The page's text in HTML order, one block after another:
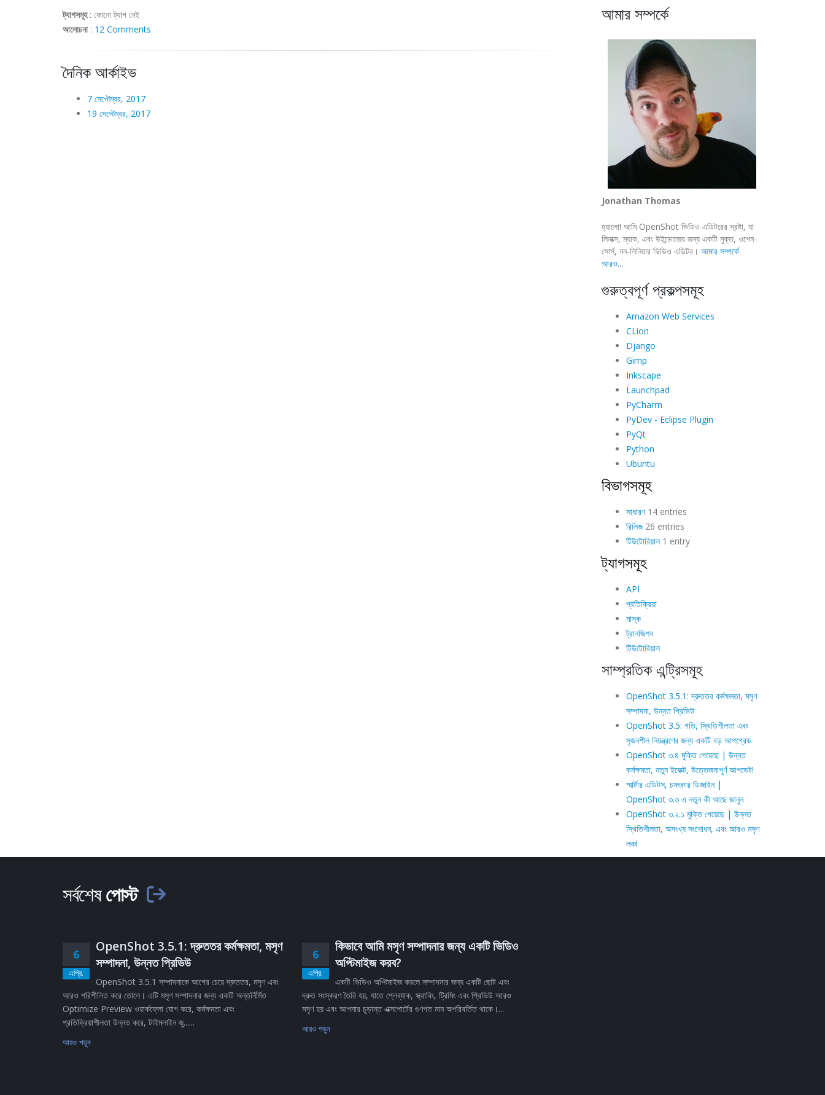
ট্যাগসমূহ: কোনো ট্যাগ নেই
আলোচনা: 12 Comments
দৈনিক আর্কাইভ
7 সেপ্টেম্বর, 2017
19 সেপ্টেম্বর, 2017
আমার সম্পর্কে
Jonathan Thomas
হ্যালো! আমি OpenShot ভিডিও এডিটরের স্রষ্টা, যা
লিনাক্স, ম্যাক, এবং উইন্ডোজের জন্য একটি মুক্ত, ওপেন-
সোর্স, নন-লিনিয়ার ভিডিও এডিটর। আমার সম্পর্কে
আরও...
গুরুত্বপূর্ণ প্রকল্পসমূহ
Amazon Web Services
CLion
Django
Gimp
Inkscape
Launchpad
PyCharm
PyDev - Eclipse Plugin
PyQt
Python
Ubuntu
বিভাগসমূহ
সাধারণ14 entries
রিলিজ26 entries
টিউটোরিয়াল1 entry
ট্যাগসমূহ
API
প্রতিক্রিয়া
মাস্ক
ট্রানজিশন
টিউটোরিয়াল
সাম্প্রতিক এন্ট্রিসমূহ
OpenShot 3.5.1: দ্রুততর কর্মক্ষমতা, মসৃণ
সম্পাদনা, উন্নত প্রিভিউ
OpenShot 3.5: গতি, স্থিতিশীলতা এবং
সৃজনশীল নিয়ন্ত্রণের জন্য একটি বড় আপগ্রেড
OpenShot ৩.৪ মুক্তি পেয়েছে | উন্নত
কর্মক্ষমতা, নতুন ইফেক্ট, উত্তেজনাপূর্ণ আপডেট!
স্মার্টার এডিটস, চমৎকার ডিজাইন |
OpenShot ৩.৩ এ নতুন কী আছে জানুন
OpenShot ৩.২.১ মুক্তি পেয়েছে | উন্নত
স্থিতিশীলতা, অসংখ্য সংশোধন, এবং আরও মসৃণ
লঞ্চ!
সর্বশেষপোস্ট
6
এপ্রি.
OpenShot 3.5.1: দ্রুততর কর্মক্ষমতা, মসৃণ
সম্পাদনা, উন্নত প্রিভিউ
OpenShot 3.5.1 সম্পাদনাকে আগের চেয়ে দ্রুততর, মসৃণ এবং
আরও পরিশীলিত করে তোলে। এটি মসৃণ সম্পাদনার জন্য একটি অন্তর্নির্মিত
Optimize Preview ওয়ার্কফ্লো যোগ করে, কর্মক্ষমতা এবং
প্রতিক্রিয়াশীলতা উন্নত করে, টাইমলাইন জু......
আরও পড়ুন
6
এপ্রি.
কিভাবে আমি মসৃণ সম্পাদনার জন্য একটি ভিডিও
অপ্টিমাইজ করব?
একটি ভিডিও অপ্টিমাইজ করলে সম্পাদনার জন্য একটি ছোট এবং
দ্রুত সংস্করণ তৈরি হয়, যাতে প্লেব্যাক, স্ক্রাবিং, ট্রিমিং এবং প্রিভিউ আরও
মসৃণ হয় এবং আপনার চূড়ান্ত এক্সপোর্টের গুণগত মান অপরিবর্তিত থাকে।...
আরও পড়ুন